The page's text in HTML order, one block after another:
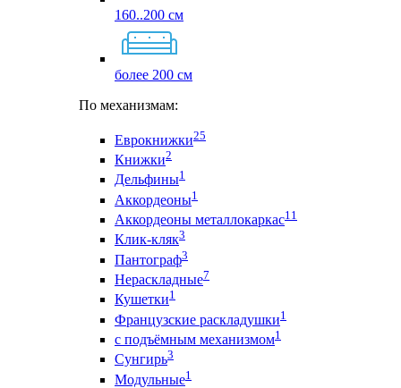
160..200 см
более 200 см
По механизмам:
Еврокнижки25
Книжки2
Дельфины1
Аккордеоны1
Аккордеоны металлокаркас11
Клик-кляк3
Пантограф3
Нераскладные7
Кушетки1
Французские раскладушки1
с подъёмным механизмом1
Сунгирь3
Модульные1